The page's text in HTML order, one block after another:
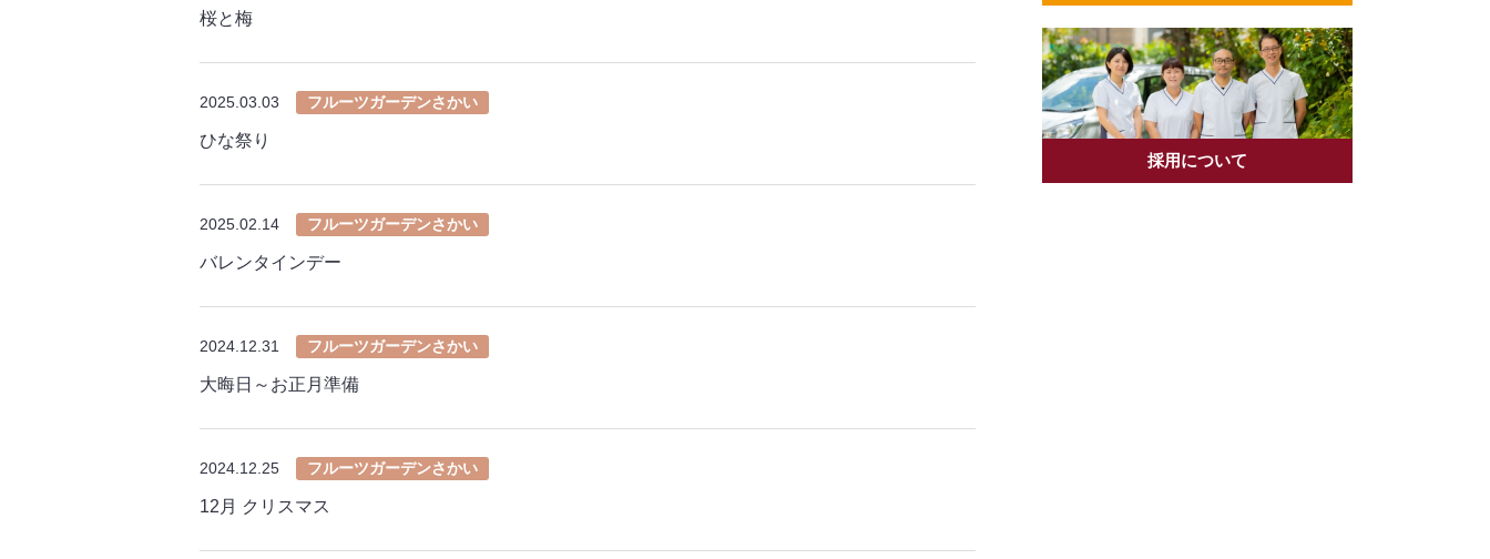
桜と梅
2025.03.03 フルーツガーデンさかい
ひな祭り
2025.02.14 フルーツガーデンさかい
バレンタインデー
2024.12.31 フルーツガーデンさかい
大晦日～お正月準備
2024.12.25 フルーツガーデンさかい
12月 クリスマス
採用について